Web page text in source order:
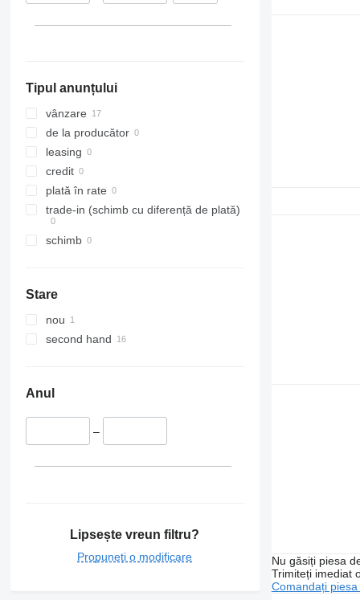
Tipul anunțului
vânzare
de la producător
leasing
credit
plată în rate
trade-in (schimb cu diferență de plată)
schimb
Stare
nou
second hand
Anul
–
Lipsește vreun filtru?
Propuneți o modificare
Nu găsiți piesa
Trimiteți imediat
Comandați